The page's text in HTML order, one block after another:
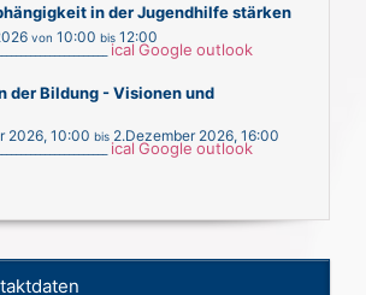
in der Jugendhilfe stärken
von 10:00 bis 12:00
ical Google outlook
der Bildung - Visionen und
2026, 10:00 bis 2.Dezember 2026, 16:00
ical Google outlook